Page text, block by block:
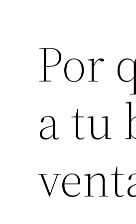
Por
a tu